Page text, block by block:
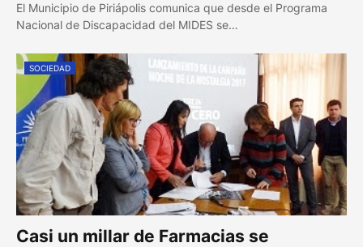
El Municipio de Piriápolis comunica que desde el Programa
Nacional de Discapacidad del MIDES se…
SOCIEDAD
Casi un millar de Farmacias se